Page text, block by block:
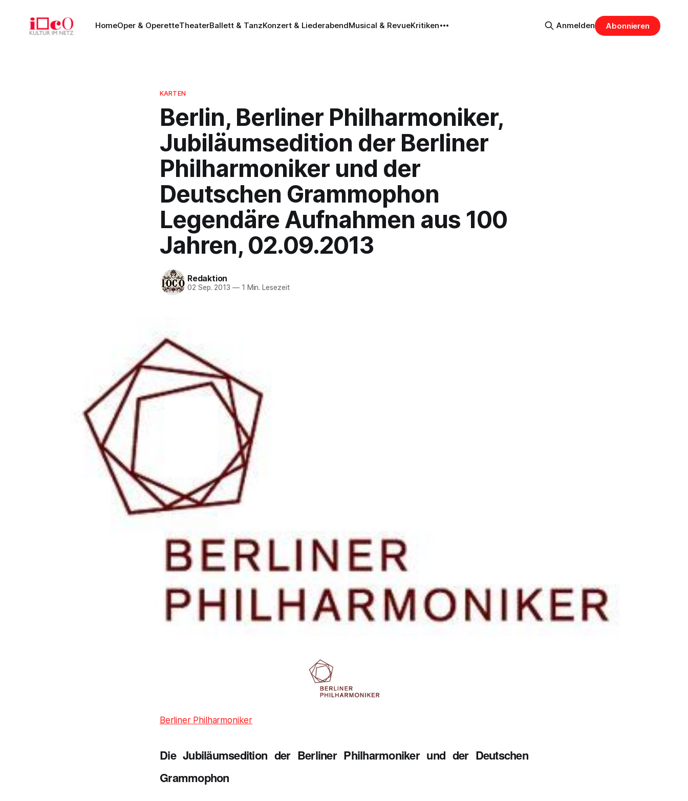
HomeOper & OperetteTheaterBallett & TanzKonzert & LiederabendMusical & RevueKritiken Anmelden Abonnieren
KARTEN
Berlin, Berliner Philharmoniker,
Jubiläumsedition der Berliner
Philharmoniker und der
Deutschen Grammophon
Legendäre Aufnahmen aus 100
Jahren, 02.09.2013
Redaktion
02 Sep. 2013 —1 Min. Lesezeit
Berliner Philharmoniker
Die Jubiläumsedition der Berliner Philharmoniker und der Deutschen
Grammophon